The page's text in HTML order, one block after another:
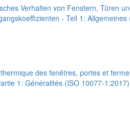
Verhalten von Fenstern, Türen
- Teil 1:
des fenêtres, portes et
1: Généralités (ISO 10077-1:2017)